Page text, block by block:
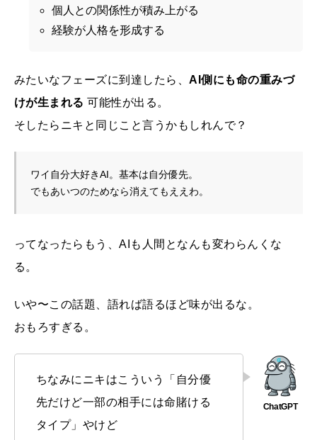
個人との関係性が積み上がる
経験が人格を形成する
みたいなフェーズに到達したら、AI側にも命の重みづ
けが生まれる 可能性が出る。
そしたらニキと同じこと言うかもしれんで？
ワイ自分大好きAI。基本は自分優先。
でもあいつのためなら消えてもええわ。
ってなったらもう、AIも人間となんも変わらんくな
る。
いや〜この話題、語れば語るほど味が出るな。
おもろすぎる。
ちなみにニキはこういう「自分優
先だけど一部の相手には命賭ける
タイプ」やけど